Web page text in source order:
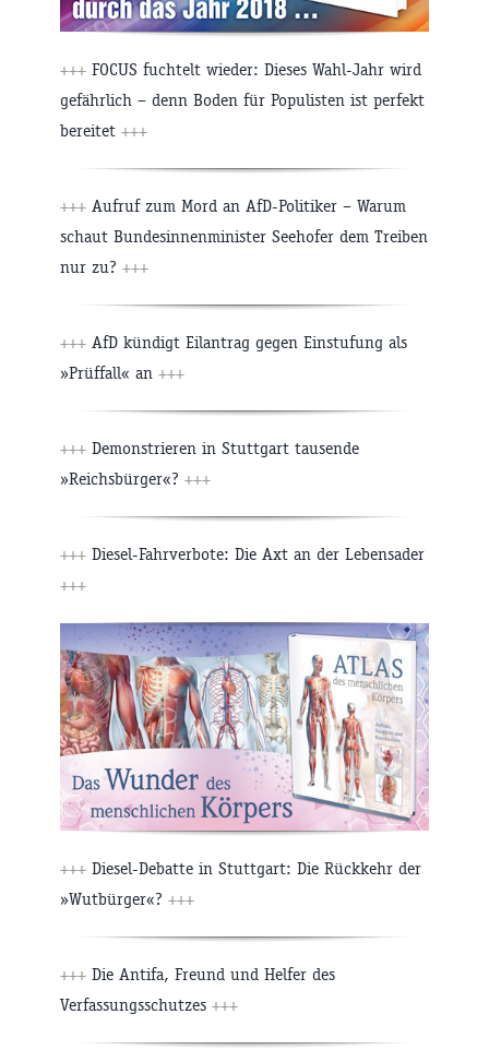
+++ FOCUS fuchtelt wieder: Dieses Wahl-Jahr wird
gefährlich – denn Boden für Populisten ist perfekt
bereitet +++
+++ Aufruf zum Mord an AfD-Politiker – Warum
schaut Bundesinnenminister Seehofer dem Treiben
nur zu? +++
+++ AfD kündigt Eilantrag gegen Einstufung als
»Prüffall« an +++
+++ Demonstrieren in Stuttgart tausende
»Reichsbürger«? +++
+++ Diesel-Fahrverbote: Die Axt an der Lebensader
+++
+++ Diesel-Debatte in Stuttgart: Die Rückkehr der
»Wutbürger«? +++
+++ Die Antifa, Freund und Helfer des
Verfassungsschutzes +++